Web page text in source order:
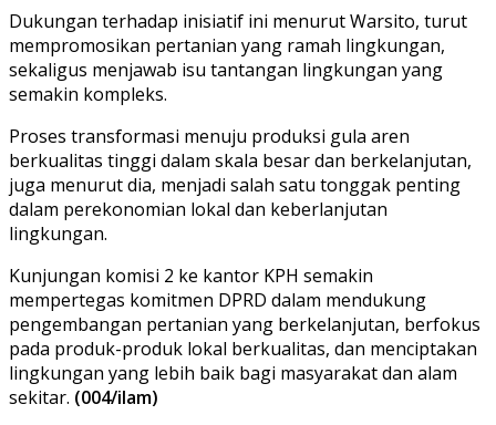
Dukungan terhadap inisiatif ini menurut Warsito, turut
mempromosikan pertanian yang ramah lingkungan,
sekaligus menjawab isu tantangan lingkungan yang
semakin kompleks.
Proses transformasi menuju produksi gula aren
berkualitas tinggi dalam skala besar dan berkelanjutan,
juga menurut dia, menjadi salah satu tonggak penting
dalam perekonomian lokal dan keberlanjutan
lingkungan.
Kunjungan komisi 2 ke kantor KPH semakin
mempertegas komitmen DPRD dalam mendukung
pengembangan pertanian yang berkelanjutan, berfokus
pada produk-produk lokal berkualitas, dan menciptakan
lingkungan yang lebih baik bagi masyarakat dan alam
sekitar. (004/ilam)